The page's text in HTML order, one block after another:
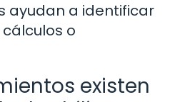
ayudan a identificar
o
existen